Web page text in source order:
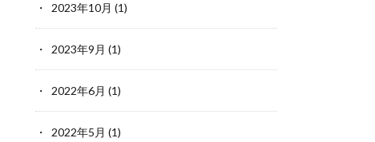
2023年10月 (1)
2023年9月 (1)
2022年6月 (1)
2022年5月 (1)